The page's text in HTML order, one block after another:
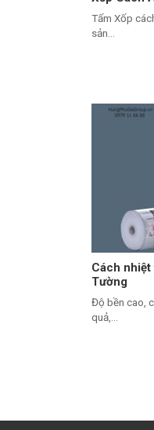
Tấm Xốp
sản...
Cách
Tường
Độ bền cao,
quả,...